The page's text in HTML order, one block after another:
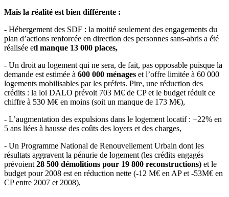
Mais la réalité est bien différente :
- Hébergement des SDF : la moitié seulement des engagements du
plan d’actions renforcée en direction des personnes sans-abris a été
réalisée etl manque 13 000 places,
- Un droit au logement qui ne sera, de fait, pas opposable puisque la
demande est estimée à 600 000 ménages et l’offre limitée à 60 000
logements mobilisables par les préfets. Pire, une réduction des
crédits : la loi DALO prévoit 703 M€ de CP et le budget réduit ce
chiffre à 530 M€ en moins (soit un manque de 173 M€),
- L’augmentation des expulsions dans le logement locatif : +22% en
5 ans liées à hausse des coûts des loyers et des charges,
- Un Programme National de Renouvellement Urbain dont les
résultats aggravent la pénurie de logement (les crédits engagés
prévoient 28 500 démolitions pour 19 800 reconstructions) et le
budget pour 2008 est en réduction nette (-12 M€ en AP et -53M€ en
CP entre 2007 et 2008),